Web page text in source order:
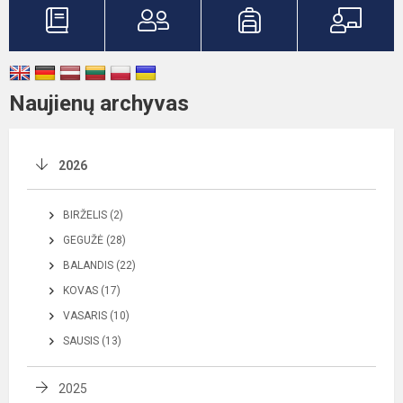
Naujienų archyvas
2026
BIRŽELIS (2)
GEGUŽĖ (28)
BALANDIS (22)
KOVAS (17)
VASARIS (10)
SAUSIS (13)
2025